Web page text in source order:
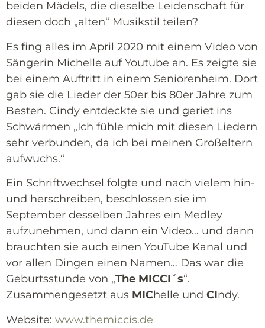
beiden Mädels, die dieselbe Leidenschaft für
diesen doch „alten“ Musikstil teilen?
Es fing alles im April 2020 mit einem Video von
Sängerin Michelle auf Youtube an. Es zeigte sie
bei einem Auftritt in einem Seniorenheim. Dort
gab sie die Lieder der 50er bis 80er Jahre zum
Besten. Cindy entdeckte sie und geriet ins
Schwärmen „Ich fühle mich mit diesen Liedern
sehr verbunden, da ich bei meinen Großeltern
aufwuchs.“
Ein Schriftwechsel folgte und nach vielem hin-
und herschreiben, beschlossen sie im
September desselben Jahres ein Medley
aufzunehmen, und dann ein Video… und dann
brauchten sie auch einen YouTube Kanal und
vor allen Dingen einen Namen… Das war die
Geburtsstunde von „The MICCI´s“.
Zusammengesetzt aus MIChelle und CIndy.
Website: www.themiccis.de